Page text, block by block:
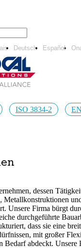
Deutsch Español
ISO 3834-2
dessen
Metallkonstruktionen
Unsere Firma bürgt
durchgeführte
dass sie eine
mit großer
Bedarf abdeckt. Unsere